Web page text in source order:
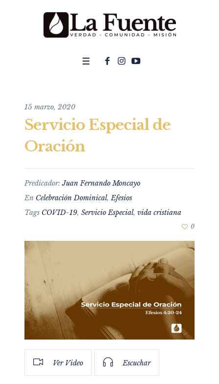
15 marzo, 2020
Servicio Especial de
Oración
Predicador:Juan Fernando Moncayo
En Celebración Dominical,Efesios
Tags COVID-19, Servicio Especial, vida cristiana
0
Ver Video Escuchar